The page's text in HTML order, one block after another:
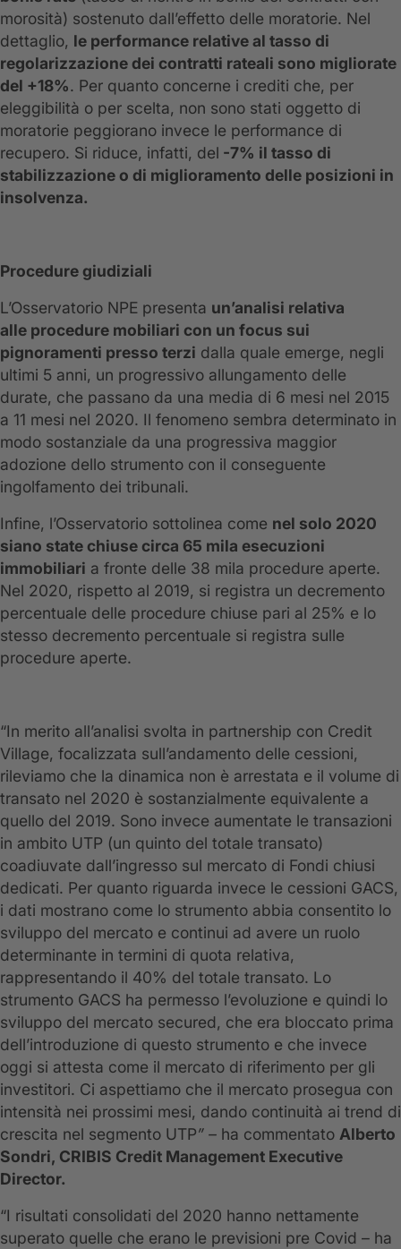
morosità) sostenuto dall’effetto delle moratorie. Nel
dettaglio, le performance relative al tasso di
regolarizzazione dei contratti rateali sono migliorate
del +18%. Per quanto concerne i crediti che, per
eleggibilità o per scelta, non sono stati oggetto di
moratorie peggiorano invece le performance di
recupero. Si riduce, infatti, del -7% il tasso di
stabilizzazione o di miglioramento delle posizioni in
insolvenza.
Procedure giudiziali
L’Osservatorio NPE presenta un’analisi relativa
alle procedure mobiliari con un focus sui
pignoramenti presso terzi dalla quale emerge, negli
ultimi 5 anni, un progressivo allungamento delle
durate, che passano da una media di 6 mesi nel 2015
a 11 mesi nel 2020. Il fenomeno sembra determinato in
modo sostanziale da una progressiva maggior
adozione dello strumento con il conseguente
ingolfamento dei tribunali.
Infine, l’Osservatorio sottolinea come nel solo 2020
siano state chiuse circa 65 mila esecuzioni
immobiliari a fronte delle 38 mila procedure aperte.
Nel 2020, rispetto al 2019, si registra un decremento
percentuale delle procedure chiuse pari al 25% e lo
stesso decremento percentuale si registra sulle
procedure aperte.
“In merito all’analisi svolta in partnership con Credit
Village, focalizzata sull’andamento delle cessioni,
rileviamo che la dinamica non è arrestata e il volume di
transato nel 2020 è sostanzialmente equivalente a
quello del 2019. Sono invece aumentate le transazioni
in ambito UTP (un quinto del totale transato)
coadiuvate dall’ingresso sul mercato di Fondi chiusi
dedicati. Per quanto riguarda invece le cessioni GACS,
i dati mostrano come lo strumento abbia consentito lo
sviluppo del mercato e continui ad avere un ruolo
determinante in termini di quota relativa,
rappresentando il 40% del totale transato. Lo
strumento GACS ha permesso l’evoluzione e quindi lo
sviluppo del mercato secured, che era bloccato prima
dell’introduzione di questo strumento e che invece
oggi si attesta come il mercato di riferimento per gli
investitori. Ci aspettiamo che il mercato prosegua con
intensità nei prossimi mesi, dando continuità ai trend di
crescita nel segmento UTP” – ha commentato Alberto
Sondri, CRIBIS Credit Management Executive
Director.
“I risultati consolidati del 2020 hanno nettamente
superato quelle che erano le previsioni pre Covid – ha